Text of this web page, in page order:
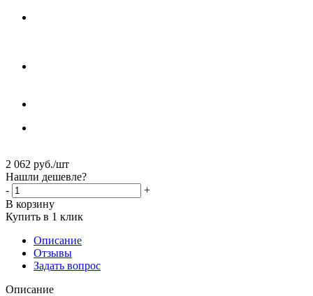
2 062 руб./шт
Нашли дешевле?
-
+
В корзину
Купить в 1 клик
Описание
Отзывы
Задать вопрос
Описание